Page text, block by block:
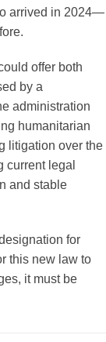
arrived in 2024—
offer both
by a
administration
humanitarian
litigation over the
legal
and stable
for
this new law to
it must be